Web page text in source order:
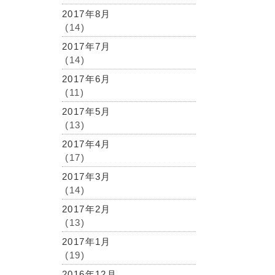
2017年8月
(14)
2017年7月
(14)
2017年6月
(11)
2017年5月
(13)
2017年4月
(17)
2017年3月
(14)
2017年2月
(13)
2017年1月
(19)